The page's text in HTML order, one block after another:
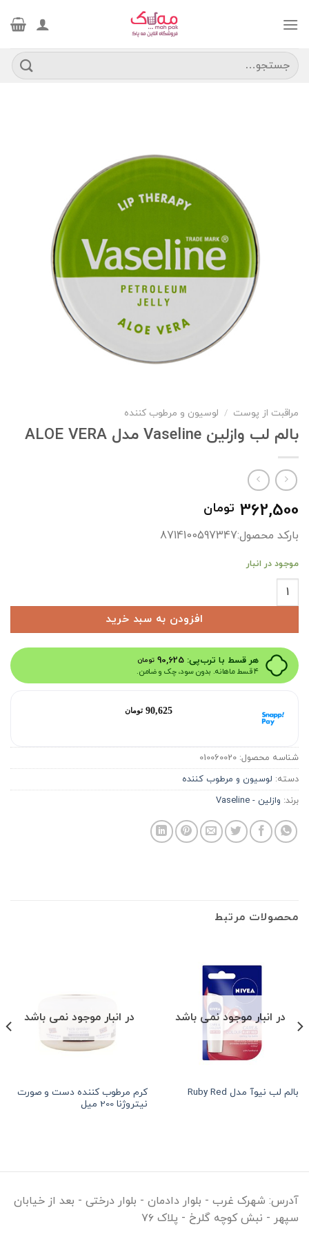
جستجو
برای:
مراقبت از پوست / لوسیون و مرطوب کننده
بالم لب وازلین Vaseline مدل ALOE VERA
362,500 تومان
بارکد محصول:8714100597347
موجود در انبار
بالم لب وازلین Vaseline مدل ALOE VERA عدد
افزودن به سبد خرید
هر قسط با ترب‌پی: 90,625 تومان
۴ قسط ماهانه. بدون سود، چک و ضامن.
90,625 تومان
شناسه محصول: 010060020
دسته: لوسیون و مرطوب کننده
برند: وازلین - Vaseline
محصولات مرتبط
در انبار موجود نمی باشد
بالم لب نیوآ مدل Ruby Red
در انبار موجود نمی باشد
کرم مرطوب کننده دست و صورت
نیتروژنا 200 میلهر قسط90,625 خرید قسطی
آدرس: شهرک غرب - بلوار دادمان - بلوار درختی - بعد از خیابان
سپهر - نبش کوچه گلرخ - پلاک ۷۶